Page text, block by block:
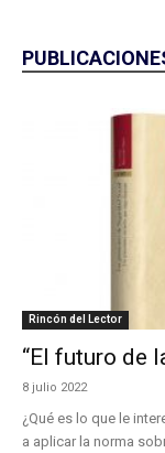
Rincón del Lector
“El futuro de
8 julio 2022
¿Qué es lo que le
a aplicar la norma